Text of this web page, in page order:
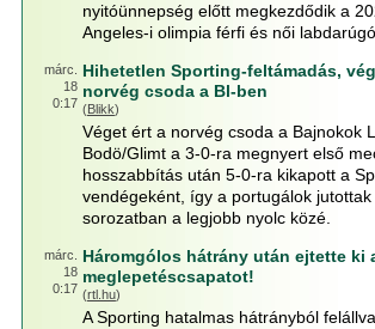
nyitóünnepség előtt megkezdődik a
Angeles-i olimpia férfi és női
márc.
18
0:17
Hihetetlen Sporting-feltámadás,
norvég csoda a Bl-ben
(Blikk)
Véget ért a norvég csoda a Bajnokok
Bodö/Glimt a 3-0-ra megnyert első
hosszabbítás után 5-0-ra kikapott a
vendégeként, így a portugálok jutottak
sorozatban a legjobb nyolc közé.
márc.
18
0:17
Háromgólos hátrány után ejtette ki
meglepetéscsapatot!
(rtl.hu)
A Sporting hatalmas hátrányból